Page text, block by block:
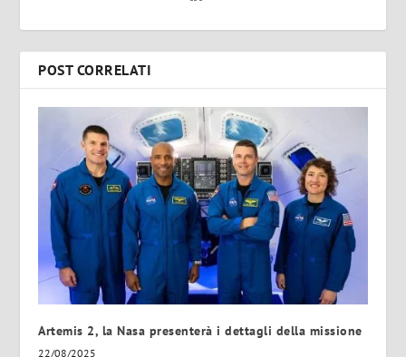
POST CORRELATI
Artemis 2, la Nasa presenterà i dettagli della missione
22/08/2025